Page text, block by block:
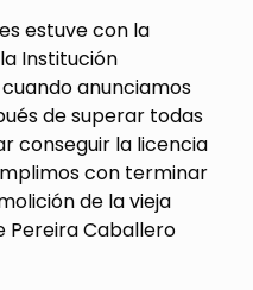
estuve con la
Institución
anunciamos
de superar todas
conseguir la licencia
con terminar
de la vieja
Pereira Caballero